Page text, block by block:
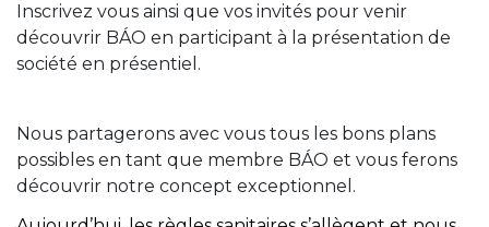
Inscrivez vous ainsi que vos invités pour venir
découvrir BÁO en participant à la présentation de
société en présentiel.
Nous partagerons avec vous tous les bons plans
possibles en tant que membre BÁO et vous ferons
découvrir notre concept exceptionnel.